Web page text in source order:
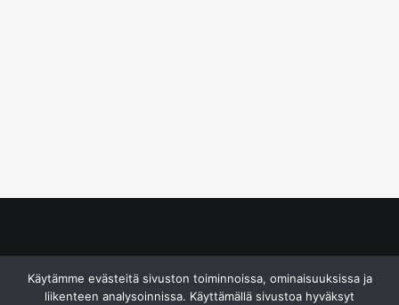
Käytämme evästeitä sivuston toiminnoissa, ominaisuuksissa ja
liikenteen analysoinnissa. Käyttämällä sivustoa hyväksyt